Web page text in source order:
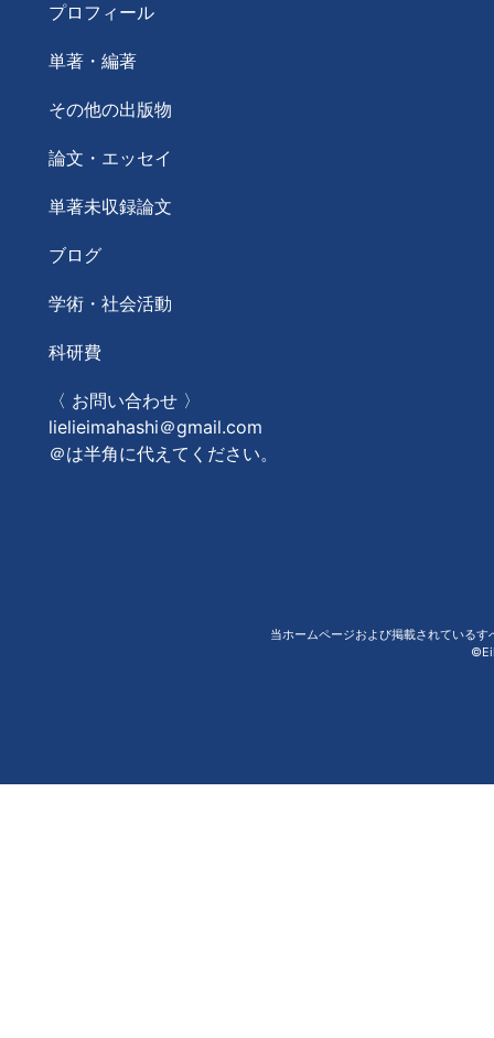
プロフィール
単著・編著
その他の出版物
論文・エッセイ
単著未収録論文
ブログ
学術・社会活動
科研費
〈 お問い合わせ 〉
lielieimahashi＠gmail.com
＠は半角に代えてください。
当ホームページおよび掲載されている